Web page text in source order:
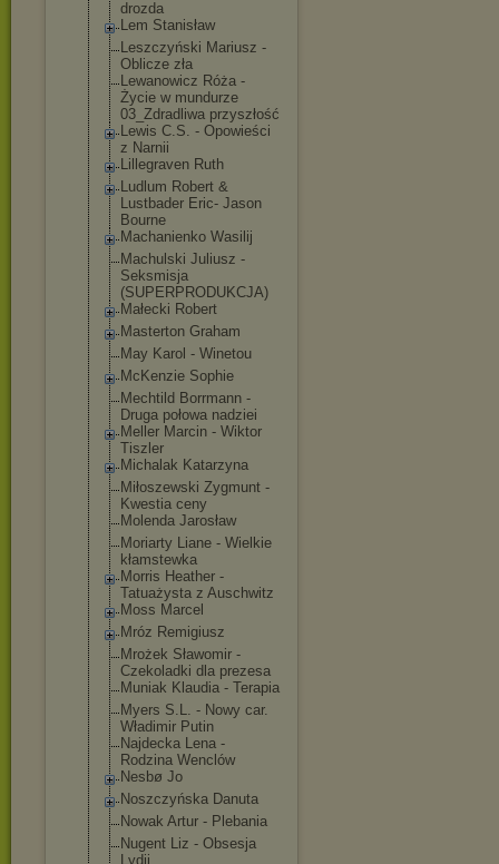
drozda
Lem Stanisław
Leszczyński Mariusz -
Oblicze zła
Lewanowicz Róża -
Życie w mundurze
03_Zdradliwa przyszłość
Lewis C.S. - Opowieści
z Narnii
Lillegraven Ruth
Ludlum Robert &
Lustbader Eric- Jason
Bourne
Machanienko Wasilij
Machulski Juliusz -
Seksmisja
(SUPERPRODUKCJA)
Małecki Robert
Masterton Graham
May Karol - Winetou
McKenzie Sophie
Mechtild Borrmann -
Druga połowa nadziei
Meller Marcin - Wiktor
Tiszler
Michalak Katarzyna
Miłoszewski Zygmunt -
Kwestia ceny
Molenda Jarosław
Moriarty Liane - Wielkie
kłamstewka
Morris Heather -
Tatuażysta z Auschwitz
Moss Marcel
Mróz Remigiusz
Mrożek Sławomir -
Czekoladki dla prezesa
Muniak Klaudia - Terapia
Myers S.L. - Nowy car.
Władimir Putin
Najdecka Lena -
Rodzina Wenclów
Nesbø Jo
Noszczyńska Danuta
Nowak Artur - Plebania
Nugent Liz - Obsesja
Lydii